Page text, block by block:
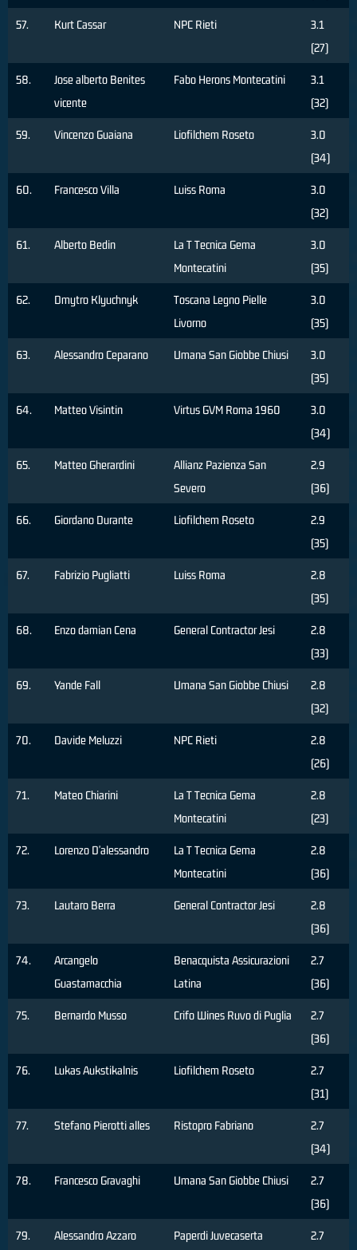
57. Kurt Cassar NPC Rieti
3.1
(27)
58.
Jose alberto Benites
vicente
Fabo Herons Montecatini
3.1
(32)
59. Vincenzo Guaiana Liofilchem Roseto
3.0
(34)
60. Francesco Villa Luiss Roma
3.0
(32)
61. Alberto Bedin
La T Tecnica Gema
Montecatini
3.0
(35)
62. Dmytro Klyuchnyk
Toscana Legno Pielle
Livorno
3.0
(35)
63. Alessandro Ceparano Umana San Giobbe Chiusi
3.0
(35)
64. Matteo Visintin Virtus GVM Roma 1960
3.0
(34)
65. Matteo Gherardini
Allianz Pazienza San
Severo
2.9
(36)
66. Giordano Durante Liofilchem Roseto
2.9
(35)
67. Fabrizio Pugliatti Luiss Roma
2.8
(35)
68. Enzo damian Cena General Contractor Jesi
2.8
(33)
69. Yande Fall Umana San Giobbe Chiusi
2.8
(32)
70. Davide Meluzzi NPC Rieti
2.8
(26)
71. Mateo Chiarini
La T Tecnica Gema
Montecatini
2.8
(23)
72. Lorenzo D'alessandro
La T Tecnica Gema
Montecatini
2.8
(36)
73. Lautaro Berra General Contractor Jesi
2.8
(36)
74.
Arcangelo
Guastamacchia
Benacquista Assicurazioni
Latina
2.7
(36)
75. Bernardo Musso Crifo Wines Ruvo di Puglia
2.7
(36)
76. Lukas Aukstikalnis Liofilchem Roseto
2.7
(31)
77. Stefano Pierotti alles Ristopro Fabriano
2.7
(34)
78. Francesco Gravaghi Umana San Giobbe Chiusi
2.7
(36)
79. Alessandro Azzaro Paperdi Juvecaserta 2.7